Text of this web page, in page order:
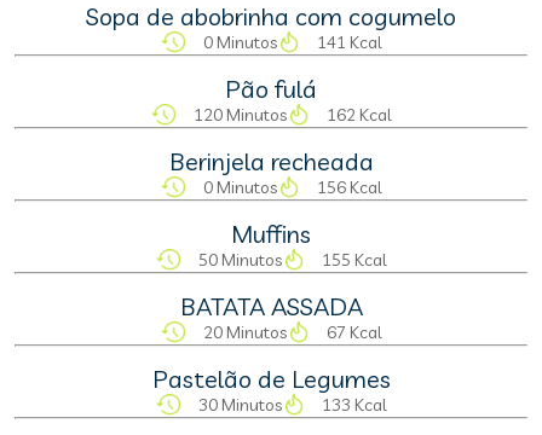
Sopa de abobrinha com cogumelo
0 Minutos 141 Kcal
Pão fulá
120 Minutos 162 Kcal
Berinjela recheada
0 Minutos 156 Kcal
Muffins
50 Minutos 155 Kcal
BATATA ASSADA
20 Minutos 67 Kcal
Pastelão de Legumes
30 Minutos 133 Kcal